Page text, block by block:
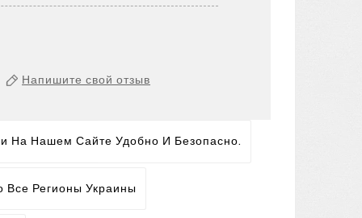
Напишите свой отзыв
На Нашем Сайте Удобно И Безопасно.
Регионы Украины